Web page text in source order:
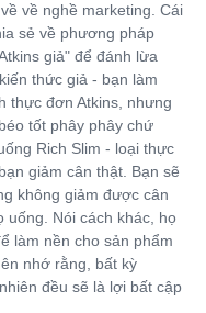
về nghề marketing. Cái
sẻ về phương pháp
giả" để đánh lừa
thức giả - bạn làm
thực đơn Atkins, nhưng
tốt phây phây chứ
Rich Slim - loại thực
giảm cân thật. Bạn sẽ
không giảm được cân
uống. Nói cách khác, họ
làm nền cho sản phẩm
nhớ rằng, bất kỳ
đều sẽ là lợi bất cập